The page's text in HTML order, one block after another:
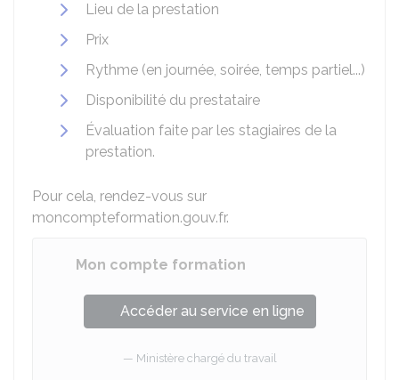
Lieu de la prestation
Prix
Rythme (en journée, soirée, temps partiel...)
Disponibilité du prestataire
Évaluation faite par les stagiaires de la
prestation.
Pour cela, rendez-vous sur
moncompteformation.gouv.fr.
Mon compte formation
Accéder au service en ligne
Ministère chargé du travail